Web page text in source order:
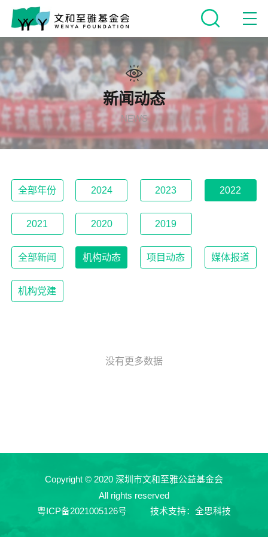
新闻动态
NEWS
全部年份 2024 2023 2022
2021 2020 2019
全部新闻 机构动态 项目动态 媒体报道
机构党建
没有更多数据
Copyright © 2020 深圳市文和至雅公益基金会
All rights reserved
粤ICP备2021005126号
技术支持：全思科技